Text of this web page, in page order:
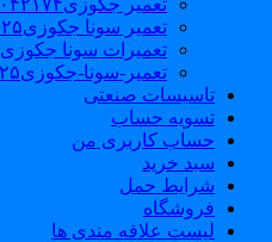
تعمیر سونا جکوزی۰۹۱۲۱۵۰۷۸۲۵#| Sauna | Jacuzzi
تعمیرات سونا جکوزی۰۹۱۲۱۵۰۷۸۲۵_تعمیر سونا بخار
تعمیر-سونا-جکوزی۰۹۱۲۱۵۰۷۸۲۵-sauna-jacuzzi
تاسیسات صنعتی
تسویه حساب
حساب کاربری من
سبد خرید
شرایط حمل
فروشگاه
لیست علاقه مندی ها